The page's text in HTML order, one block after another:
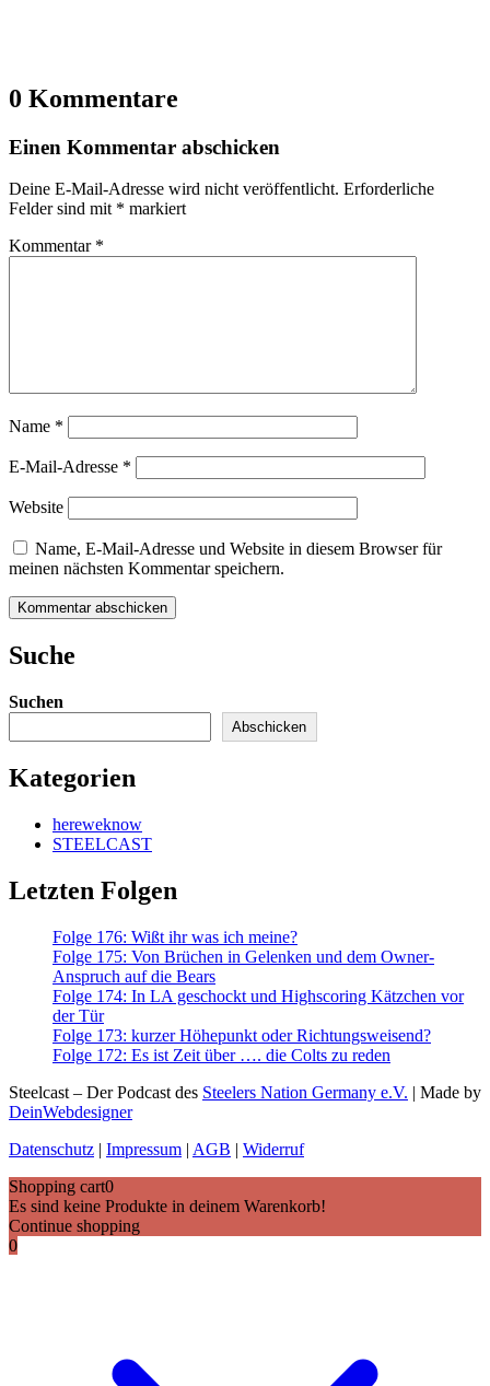
0 Kommentare
Einen Kommentar abschicken
Deine E-Mail-Adresse wird nicht veröffentlicht. Erforderliche
Felder sind mit * markiert
Kommentar *
Name *
E-Mail-Adresse *
Website
Name, E-Mail-Adresse und Website in diesem Browser für
meinen nächsten Kommentar speichern.
Kommentar abschicken
Suche
Suchen
Abschicken
Kategorien
hereweknow
STEELCAST
Letzten Folgen
Folge 176: Wißt ihr was ich meine?
Folge 175: Von Brüchen in Gelenken und dem Owner-
Anspruch auf die Bears
Folge 174: In LA geschockt und Highscoring Kätzchen vor
der Tür
Folge 173: kurzer Höhepunkt oder Richtungsweisend?
Folge 172: Es ist Zeit über …. die Colts zu reden
Steelcast – Der Podcast des Steelers Nation Germany e.V. | Made by
DeinWebdesigner
Datenschutz | Impressum | AGB | Widerruf
Shopping cart0
Es sind keine Produkte in deinem Warenkorb!
Continue shopping
0